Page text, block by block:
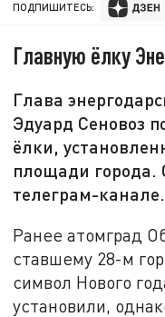
ПОДПИШИТЕСЬ:
Главную ёлку
Глава
Эдуард Сеновоз
ёлки,
площади города.
телеграм-канале.
Ранее атомград
ставшему 28-м
символ Нового
установили,